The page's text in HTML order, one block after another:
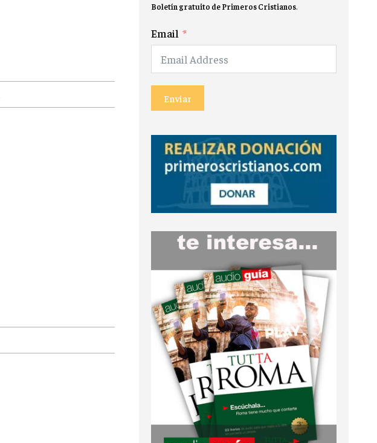
Boletín gratuito de Primeros Cristianos.
Email
Enviar